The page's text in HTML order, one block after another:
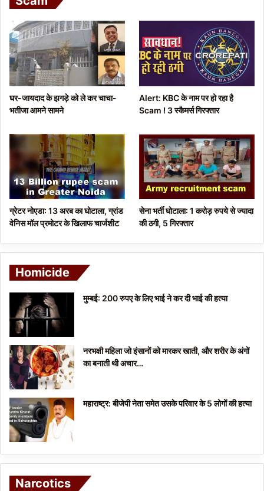
u
p
e
g
e
घर-जायदाद के झगड़े को ले कर चाचा-
भतीजा आमने सामने
Alert: KBC के नाम पर हो रहा है
Scam ! 3 स्कैमर्स गिरफ्तार
ग्रेटर नोएडा: 13 अरब का घोटाला, ग्रांड
वेनिस मॉल प्रमोटर के खिलाफ चार्जशीट
सेना भर्ती घोटाला: 1 करोड़ रुपये से ज्यादा
की ठगी, 5 गिरफ्तार
Homicide
मुम्बई: 200 रुपए के लिए भाई ने कर दी भाई की हत्या
नरभक्षी महिला जो इंसानों को मारकर खाती, और शरीर के अंगों
का बनाती थी अचार…
महाराष्ट्र: बीजेपी नेता समेत उसके परिवार के 5 लोगों की हत्या
Narcotics